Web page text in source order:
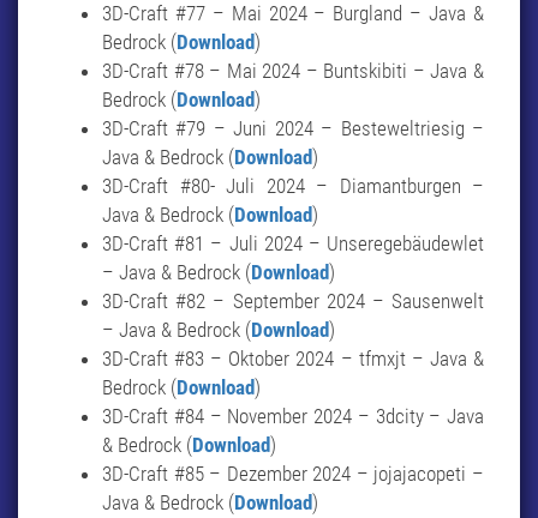
3D-Craft #77 – Mai 2024 – Burgland – Java &
Bedrock (Download)
3D-Craft #78 – Mai 2024 – Buntskibiti – Java &
Bedrock (Download)
3D-Craft #79 – Juni 2024 – Besteweltriesig –
Java & Bedrock (Download)
3D-Craft #80- Juli 2024 – Diamantburgen –
Java & Bedrock (Download)
3D-Craft #81 – Juli 2024 – Unseregebäudewlet
– Java & Bedrock (Download)
3D-Craft #82 – September 2024 – Sausenwelt
– Java & Bedrock (Download)
3D-Craft #83 – Oktober 2024 – tfmxjt – Java &
Bedrock (Download)
3D-Craft #84 – November 2024 – 3dcity – Java
& Bedrock (Download)
3D-Craft #85 – Dezember 2024 – jojajacopeti –
Java & Bedrock (Download)